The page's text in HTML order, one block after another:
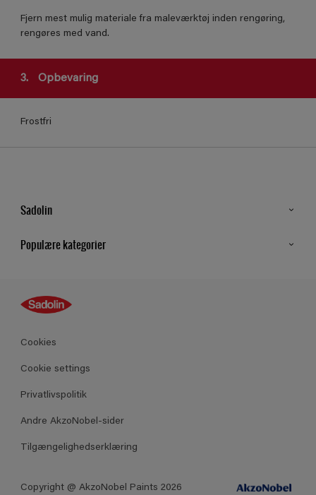
Fjern mest mulig materiale fra maleværktøj inden rengøring,
rengøres med vand.
3. Opbevaring
Frostfri
Sadolin
Populære kategorier
Farver
Produkter
Cookies
Cookie settings
Privatlivspolitik
Andre AkzoNobel-sider
Tilgængelighedserklæring
Copyright @ AkzoNobel Paints 2026